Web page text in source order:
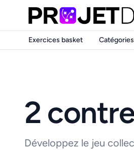
Exercices basket Catégories
2
Développez le jeu